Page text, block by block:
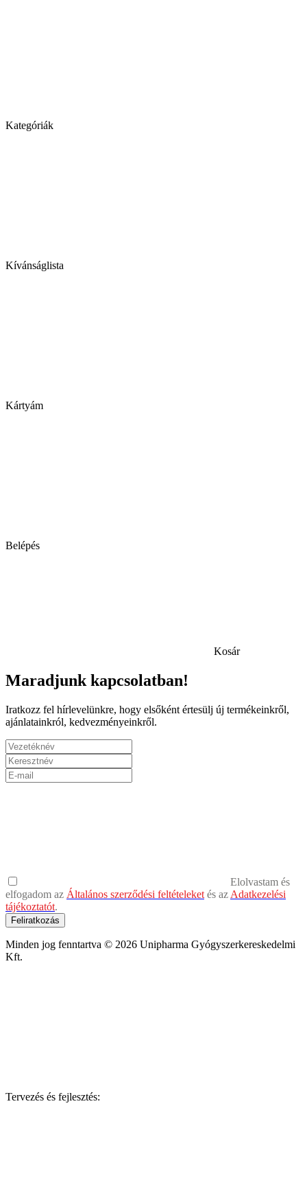
Kategóriák
Kívánságlista
Kártyám
Belépés
Kosár
Maradjunk kapcsolatban!
Iratkozz fel hírlevelünkre, hogy elsőként értesülj új termékeinkről,
ajánlatainkról, kedvezményeinkről.
Elolvastam és
elfogadom az Általános szerződési feltételeket és az Adatkezelési
tájékoztatót.
Feliratkozás
Minden jog fenntartva © 2026 Unipharma Gyógyszerkereskedelmi
Kft.
Tervezés és fejlesztés: